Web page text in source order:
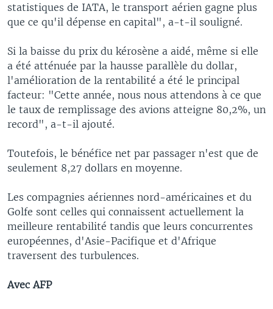
statistiques de IATA, le transport aérien gagne plus
que ce qu'il dépense en capital", a-t-il souligné.
Si la baisse du prix du kérosène a aidé, même si elle
a été atténuée par la hausse parallèle du dollar,
l'amélioration de la rentabilité a été le principal
facteur: "Cette année, nous nous attendons à ce que
le taux de remplissage des avions atteigne 80,2%, un
record", a-t-il ajouté.
Toutefois, le bénéfice net par passager n'est que de
seulement 8,27 dollars en moyenne.
Les compagnies aériennes nord-américaines et du
Golfe sont celles qui connaissent actuellement la
meilleure rentabilité tandis que leurs concurrentes
européennes, d'Asie-Pacifique et d'Afrique
traversent des turbulences.
Avec AFP